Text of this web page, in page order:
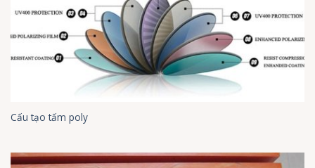
Cấu tạo tấm poly